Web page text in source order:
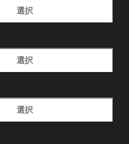
選択
選択
選択